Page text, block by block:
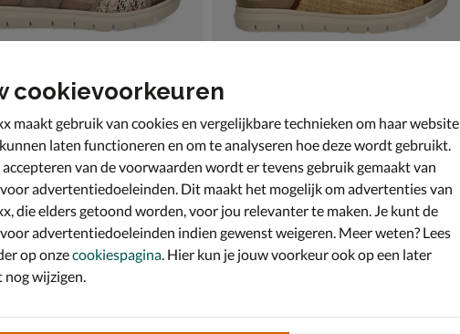
Nelson Flex
Slippers - beige
van € 79,99 voor € 55,99
79 , 55,
cookievoorkeuren
maakt gebruik van cookies en vergelijkbare technieken om haar website
laten functioneren en om te analyseren hoe deze wordt gebruikt.
van de voorwaarden wordt er tevens gebruik gemaakt van
advertentiedoeleinden. Dit maakt het mogelijk om advertenties van
die elders getoond worden, voor jou relevanter te maken. Je kunt de
advertentiedoeleinden indien gewenst weigeren. Meer weten? Lees
op onzecookiespagina . Hier kun je jouw voorkeur ook op een later
wijzigen.